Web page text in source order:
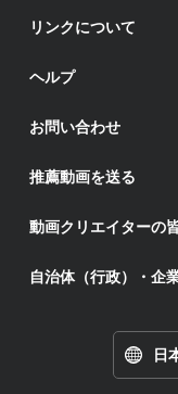
リンクについて
ヘルプ
お問い合わせ
推薦動画を送る
動画クリエイターの
自治体（行政）・企
日